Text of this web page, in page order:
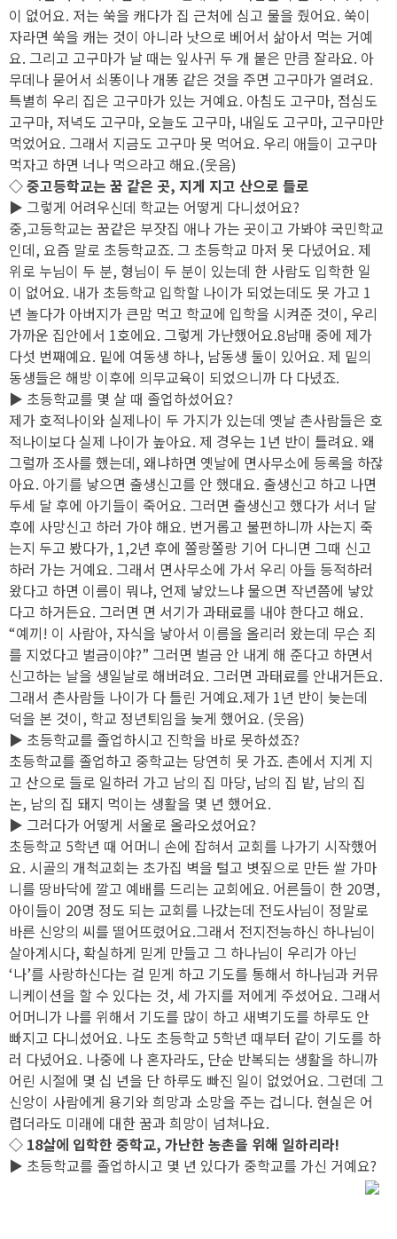
이 없어요. 저는 쑥을 캐다가 집 근처에 심고 물을 줬어요. 쑥이
자라면 쑥을 캐는 것이 아니라 낫으로 베어서 삶아서 먹는 거예
요. 그리고 고구마가 날 때는 잎사귀 두 개 붙은 만큼 잘라요. 아
무데나 묻어서 쇠똥이나 개똥 같은 것을 주면 고구마가 열려요.
특별히 우리 집은 고구마가 있는 거예요. 아침도 고구마, 점심도
고구마, 저녁도 고구마, 오늘도 고구마, 내일도 고구마, 고구마만
먹었어요. 그래서 지금도 고구마 못 먹어요. 우리 애들이 고구마
먹자고 하면 너나 먹으라고 해요.(웃음)
◇ 중고등학교는 꿈 같은 곳, 지게 지고 산으로 들로
▶ 그렇게 어려우신데 학교는 어떻게 다니셨어요?
중,고등학교는 꿈같은 부잣집 애나 가는 곳이고 가봐야 국민학교
인데, 요즘 말로 초등학교죠. 그 초등학교 마저 못 다녔어요. 제
위로 누님이 두 분, 형님이 두 분이 있는데 한 사람도 입학한 일
이 없어요. 내가 초등학교 입학할 나이가 되었는데도 못 가고 1
년 놀다가 아버지가 큰맘 먹고 학교에 입학을 시켜준 것이, 우리
가까운 집안에서 1호에요. 그렇게 가난했어요.8남매 중에 제가
다섯 번째예요. 밑에 여동생 하나, 남동생 둘이 있어요. 제 밑의
동생들은 해방 이후에 의무교육이 되었으니까 다 다녔죠.
▶ 초등학교를 몇 살 때 졸업하셨어요?
제가 호적나이와 실제나이 두 가지가 있는데 옛날 촌사람들은 호
적나이보다 실제 나이가 높아요. 제 경우는 1년 반이 틀려요. 왜
그럴까 조사를 했는데, 왜냐하면 옛날에 면사무소에 등록을 하잖
아요. 아기를 낳으면 출생신고를 안 했대요. 출생신고 하고 나면
두세 달 후에 아기들이 죽어요. 그러면 출생신고 했다가 서너 달
후에 사망신고 하러 가야 해요. 번거롭고 불편하니까 사는지 죽
는지 두고 봤다가, 1,2년 후에 쫄랑쫄랑 기어 다니면 그때 신고
하러 가는 거예요. 그래서 면사무소에 가서 우리 아들 등적하러
왔다고 하면 이름이 뭐냐, 언제 낳았느냐 물으면 작년쯤에 낳았
다고 하거든요. 그러면 면 서기가 과태료를 내야 한다고 해요.
“예끼! 이 사람아, 자식을 낳아서 이름을 올리러 왔는데 무슨 죄
를 지었다고 벌금이야?” 그러면 벌금 안 내게 해 준다고 하면서
신고하는 날을 생일날로 해버려요. 그러면 과태료를 안내거든요.
그래서 촌사람들 나이가 다 틀린 거예요.제가 1년 반이 늦는데
덕을 본 것이, 학교 정년퇴임을 늦게 했어요. (웃음)
▶ 초등학교를 졸업하시고 진학을 바로 못하셨죠?
초등학교를 졸업하고 중학교는 당연히 못 가죠. 촌에서 지게 지
고 산으로 들로 일하러 가고 남의 집 마당, 남의 집 밭, 남의 집
논, 남의 집 돼지 먹이는 생활을 몇 년 했어요.
▶ 그러다가 어떻게 서울로 올라오셨어요?
초등학교 5학년 때 어머니 손에 잡혀서 교회를 나가기 시작했어
요. 시골의 개척교회는 초가집 벽을 털고 볏짚으로 만든 쌀 가마
니를 땅바닥에 깔고 예배를 드리는 교회에요. 어른들이 한 20명,
아이들이 20명 정도 되는 교회를 나갔는데 전도사님이 정말로
바른 신앙의 씨를 떨어뜨렸어요.그래서 전지전능하신 하나님이
살아계시다, 확실하게 믿게 만들고 그 하나님이 우리가 아닌
‘나’를 사랑하신다는 걸 믿게 하고 기도를 통해서 하나님과 커뮤
니케이션을 할 수 있다는 것, 세 가지를 저에게 주셨어요. 그래서
어머니가 나를 위해서 기도를 많이 하고 새벽기도를 하루도 안
빠지고 다니셨어요. 나도 초등학교 5학년 때부터 같이 기도를 하
러 다녔어요. 나중에 나 혼자라도, 단순 반복되는 생활을 하니까
어린 시절에 몇 십 년을 단 하루도 빠진 일이 없었어요. 그런데 그
신앙이 사람에게 용기와 희망과 소망을 주는 겁니다. 현실은 어
렵더라도 미래에 대한 꿈과 희망이 넘쳐나요.
◇ 18살에 입학한 중학교, 가난한 농촌을 위해 일하리라!
▶ 초등학교를 졸업하시고 몇 년 있다가 중학교를 가신 거예요?